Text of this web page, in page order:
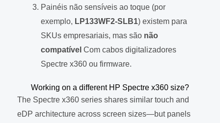
Painéis não sensíveis ao toque (por
exemplo, LP133WF2-SLB1) existem para
SKUs empresariais, mas são não
compatível Com cabos digitalizadores
Spectre x360 ou firmware.
Working on a different HP Spectre x360 size?
The Spectre x360 series shares similar touch and
eDP architecture across screen sizes—but panels